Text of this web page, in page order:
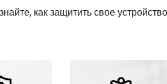
как защитить свое устройство